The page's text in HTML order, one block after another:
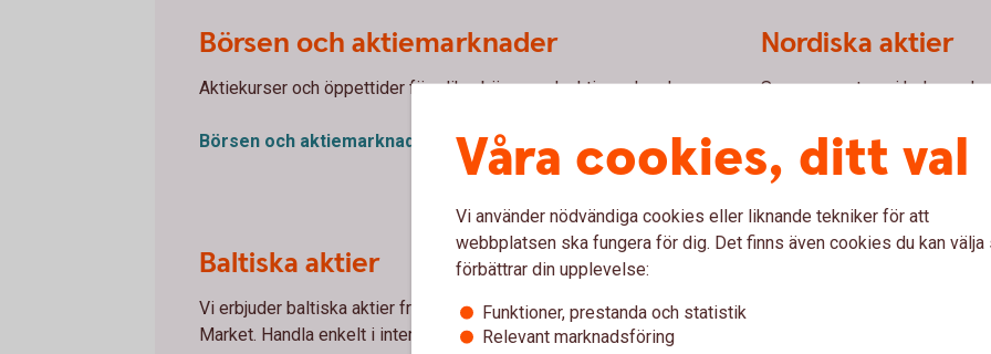
Börsen och aktiemarknader
Aktiekurser och öppettider för olika börser och aktiemarknader.
Börsen och aktiemarknader
Nordiska aktier
Samma courtage i hela
Så handlar du med
Baltiska aktier
Vi erbjuder baltiska aktier från ett 70-tal bolag på Nasdaq Baltic
Market. Handla enkelt i internetbanken eller appen.
Amerikanska
Våra cookies, ditt val
Vi använder nödvändiga cookies eller liknande tekniker för att
webbplatsen ska fungera för dig. Det finns även cookies du kan välja
förbättrar din upplevelse:
Funktioner, prestanda och statistik
Relevant marknadsföring